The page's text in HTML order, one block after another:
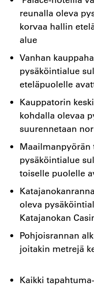
reunalla oleva
korvaa hallin
alue
Vanhan
pysäköintialue
eteläpuolelle
Kauppatorin
kohdalla olevaa
suurennetaan
Maailmanpyörän
pysäköintialue
toiselle puolelle
oleva
Katajanokan
Pohjoisrannan
joitakin metrejä
Kaikki